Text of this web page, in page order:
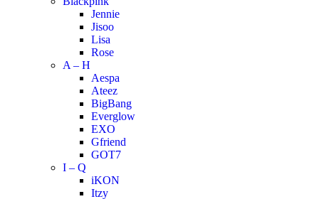
Jennie
Jisoo
Lisa
Rose
A – H
Aespa
Ateez
BigBang
Everglow
EXO
Gfriend
GOT7
I – Q
iKON
Itzy